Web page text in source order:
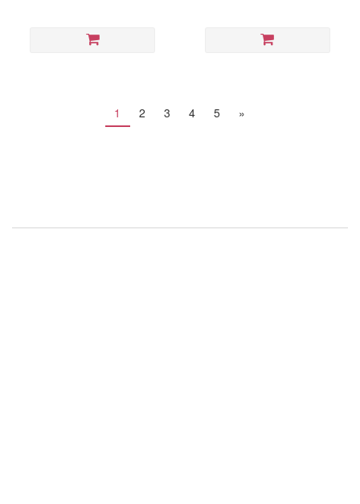
1 2 3 4 5 »